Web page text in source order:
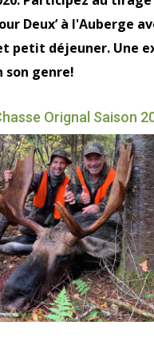
Deux’ à l'Auberge
petit déjeuner. Une
son genre!
Orignal Saison